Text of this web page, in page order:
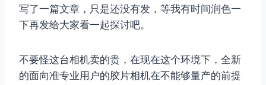
写了一篇文章，只是还没有发，等我有时间润色一
下再发给大家看一起探讨吧。
不要怪这台相机卖的贵，在现在这个环境下，全新
的面向准专业用户的胶片相机在不能够量产的前提